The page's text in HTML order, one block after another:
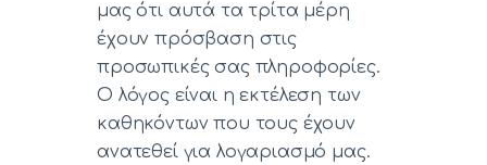
μας ότι αυτά τα τρίτα μέρη
έχουν πρόσβαση στις
προσωπικές σας πληροφορίες.
Ο λόγος είναι η εκτέλεση των
καθηκόντων που τους έχουν
ανατεθεί για λογαριασμό μας.